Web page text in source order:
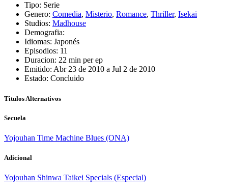
Tipo: Serie
Genero: Comedia, Misterio, Romance, Thriller, Isekai
Studios: Madhouse
Demografia:
Idiomas: Japonés
Episodios: 11
Duracion: 22 min per ep
Emitido: Abr 23 de 2010 a Jul 2 de 2010
Estado: Concluido
Titulos Alternativos
Secuela
Yojouhan Time Machine Blues (ONA)
Adicional
Yojouhan Shinwa Taikei Specials (Especial)